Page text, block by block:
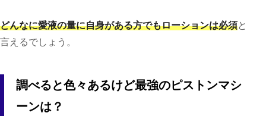
どんなに愛液の量に自身がある方でもローションは必須と
言えるでしょう。
調べると色々あるけど最強のピストンマシ
ーンは？